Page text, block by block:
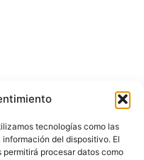
tecnologías como las
del dispositivo. El
procesar datos como